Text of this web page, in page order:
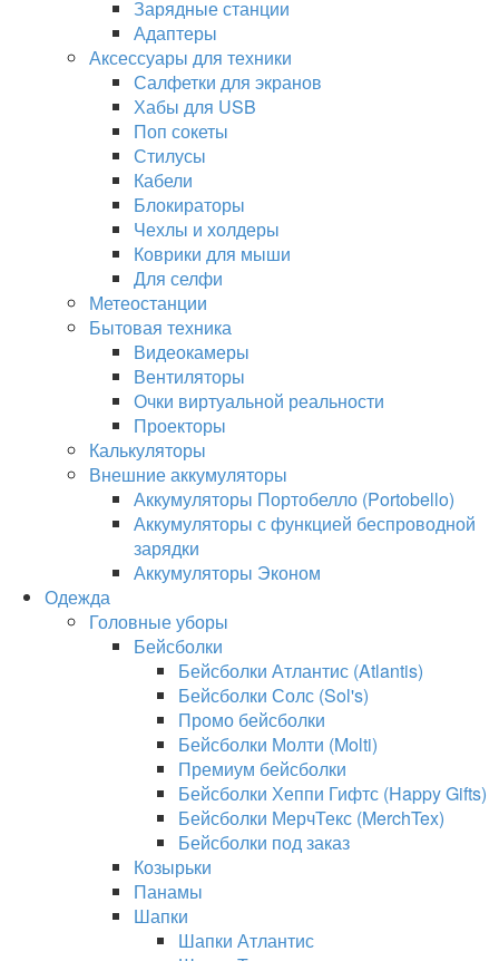
Зарядные станции
Адаптеры
Аксессуары для техники
Салфетки для экранов
Хабы для USB
Поп сокеты
Стилусы
Кабели
Блокираторы
Чехлы и холдеры
Коврики для мыши
Для селфи
Метеостанции
Бытовая техника
Видеокамеры
Вентиляторы
Очки виртуальной реальности
Проекторы
Калькуляторы
Внешние аккумуляторы
Аккумуляторы Портобелло (Portobello)
Аккумуляторы с функцией беспроводной
зарядки
Аккумуляторы Эконом
Одежда
Головные уборы
Бейсболки
Бейсболки Атлантис (Atlantis)
Бейсболки Солс (Sol's)
Промо бейсболки
Бейсболки Молти (Molti)
Премиум бейсболки
Бейсболки Хеппи Гифтс (Happy Gifts)
Бейсболки МерчТекс (MerchTex)
Бейсболки под заказ
Козырьки
Панамы
Шапки
Шапки Атлантис